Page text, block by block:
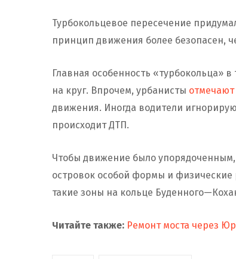
Турбокольцевое пересечение
принцип движения более безопасен,
Главная особенность «турбокольца»
на круг. Впрочем, урбанисты отмечают
движения. Иногда водители
происходит ДТП.
Чтобы движение было
островок особой формы и
такие зоны на кольце
Читайте также: Ремонт моста через